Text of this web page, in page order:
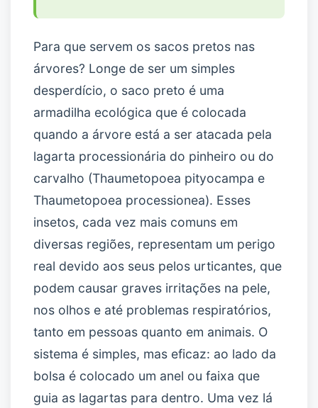
Para que servem os sacos pretos nas
árvores? Longe de ser um simples
desperdício, o saco preto é uma
armadilha ecológica que é colocada
quando a árvore está a ser atacada pela
lagarta processionária do pinheiro ou do
carvalho (Thaumetopoea pityocampa e
Thaumetopoea processionea). Esses
insetos, cada vez mais comuns em
diversas regiões, representam um perigo
real devido aos seus pelos urticantes, que
podem causar graves irritações na pele,
nos olhos e até problemas respiratórios,
tanto em pessoas quanto em animais. O
sistema é simples, mas eficaz: ao lado da
bolsa é colocado um anel ou faixa que
guia as lagartas para dentro. Uma vez lá